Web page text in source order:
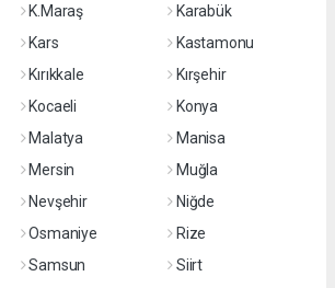
K.Maraş
Karabük
Kars
Kastamonu
Kırıkkale
Kırşehir
Kocaeli
Konya
Malatya
Manisa
Mersin
Muğla
Nevşehir
Niğde
Osmaniye
Rize
Samsun
Siirt